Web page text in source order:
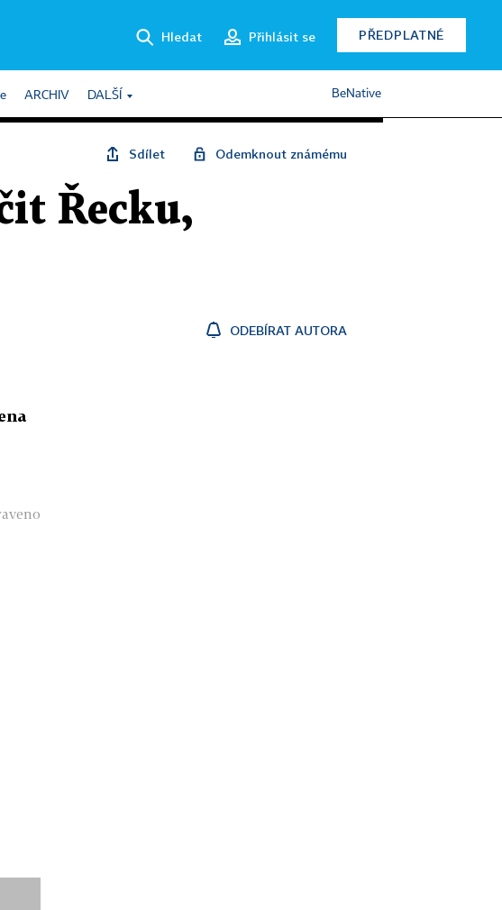
Hledat Přihlásit se PŘEDPLATNÉ
ARCHIV DALŠÍ BeNative
Sdílet Odemknout známému
Řecku,
ODEBÍRAT AUTORA